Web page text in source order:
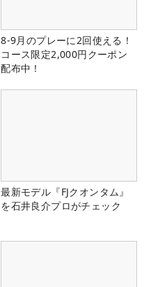
8-9月のプレーに2回使える！
コース限定2,000円クーポン
配布中！
最新モデル『FJクオンタム』
を石井良介プロがチェック